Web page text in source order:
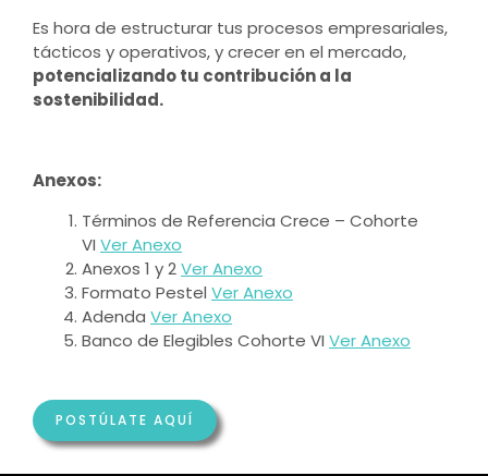
Es hora de estructurar tus procesos empresariales,
tácticos y operativos, y crecer en el mercado,
potencializando tu contribución a la
sostenibilidad.
Anexos:
Términos de Referencia Crece – Cohorte
VI Ver Anexo
Anexos 1 y 2Ver Anexo
Formato Pestel Ver Anexo
Adenda Ver Anexo
Banco de Elegibles Cohorte VI Ver Anexo
POSTÚLATE AQUÍ